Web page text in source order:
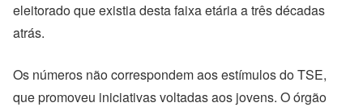
eleitorado que existia desta faixa etária a três décadas
atrás.
Os números não correspondem aos estímulos do TSE,
que promoveu iniciativas voltadas aos jovens. O órgão